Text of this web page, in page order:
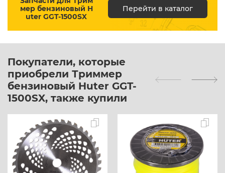
мер бензиновый H
uter GGT-1500SX
Перейти в каталог
Покупатели, которые
приобрели Триммер
бензиновый Huter GGT-
1500SX, также купили